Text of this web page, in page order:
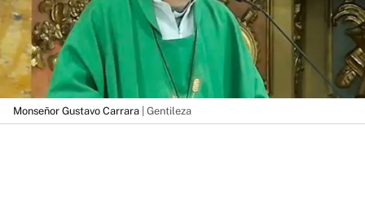
Monseñor Gustavo Carrara | Gentileza